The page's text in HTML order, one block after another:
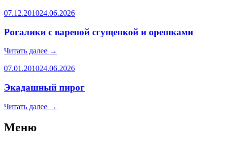
07.12.201024.06.2026
Рогалики с вареной сгущенкой и орешками
Читать далее →
07.01.201024.06.2026
Экадашный пирог
Читать далее →
Меню